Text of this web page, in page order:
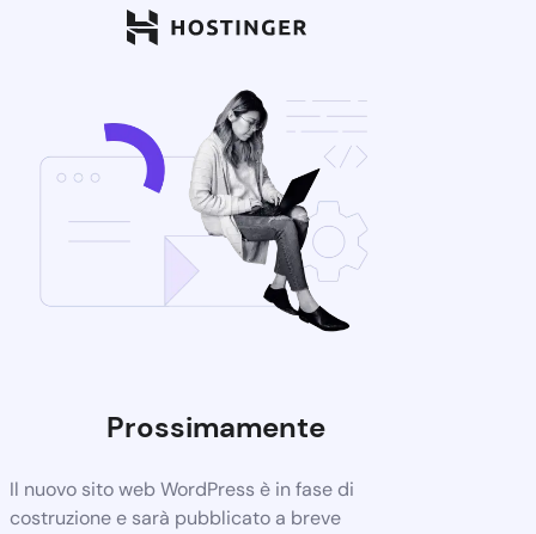
Prossimamente
Il nuovo sito web WordPress è in fase di
costruzione e sarà pubblicato a breve